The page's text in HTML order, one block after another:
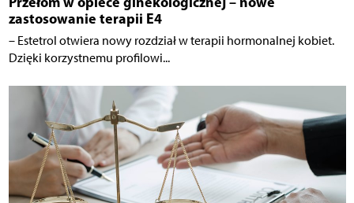
zastosowanie terapii E4
– Estetrol otwiera nowy rozdział w terapii hormonalnej kobiet.
Dzięki korzystnemu profilowi...